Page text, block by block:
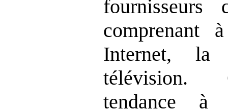
fournisseurs
comprenant
Internet, la
télévision.
tendance à